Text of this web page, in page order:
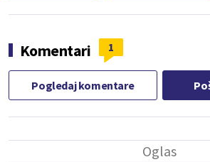
Komentari 1
Pogledaj komentare